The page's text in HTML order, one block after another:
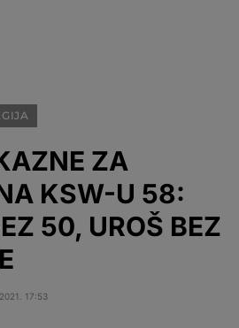
ZA
KSW-U 58:
50, UROŠ BEZ
17:53